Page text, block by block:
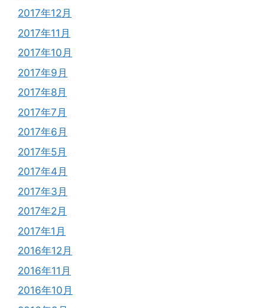
2017年12月
2017年11月
2017年10月
2017年9月
2017年8月
2017年7月
2017年6月
2017年5月
2017年4月
2017年3月
2017年2月
2017年1月
2016年12月
2016年11月
2016年10月